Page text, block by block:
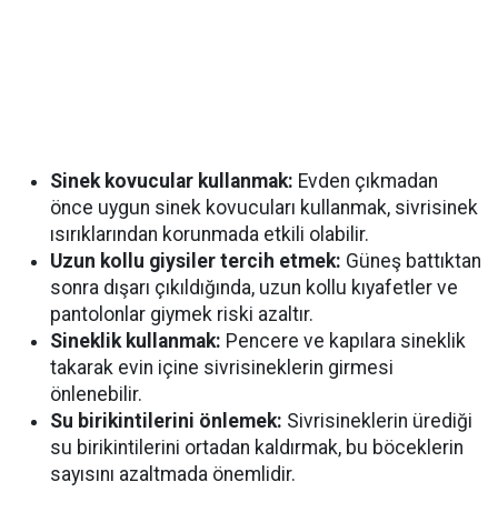
Sinek kovucular kullanmak: Evden çıkmadan
önce uygun sinek kovucuları kullanmak, sivrisinek
ısırıklarından korunmada etkili olabilir.
Uzun kollu giysiler tercih etmek: Güneş battıktan
sonra dışarı çıkıldığında, uzun kollu kıyafetler ve
pantolonlar giymek riski azaltır.
Sineklik kullanmak: Pencere ve kapılara sineklik
takarak evin içine sivrisineklerin girmesi
önlenebilir.
Su birikintilerini önlemek: Sivrisineklerin ürediği
su birikintilerini ortadan kaldırmak, bu böceklerin
sayısını azaltmada önemlidir.